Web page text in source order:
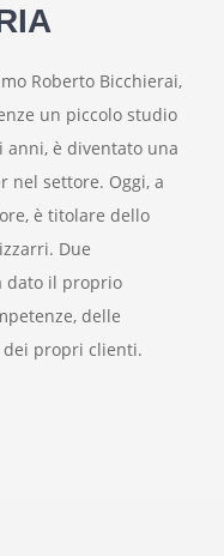
Roberto Bicchierai,
un piccolo studio
è diventato una
nel settore. Oggi, a
è titolare dello
Due
dato il proprio
delle
dei propri clienti.